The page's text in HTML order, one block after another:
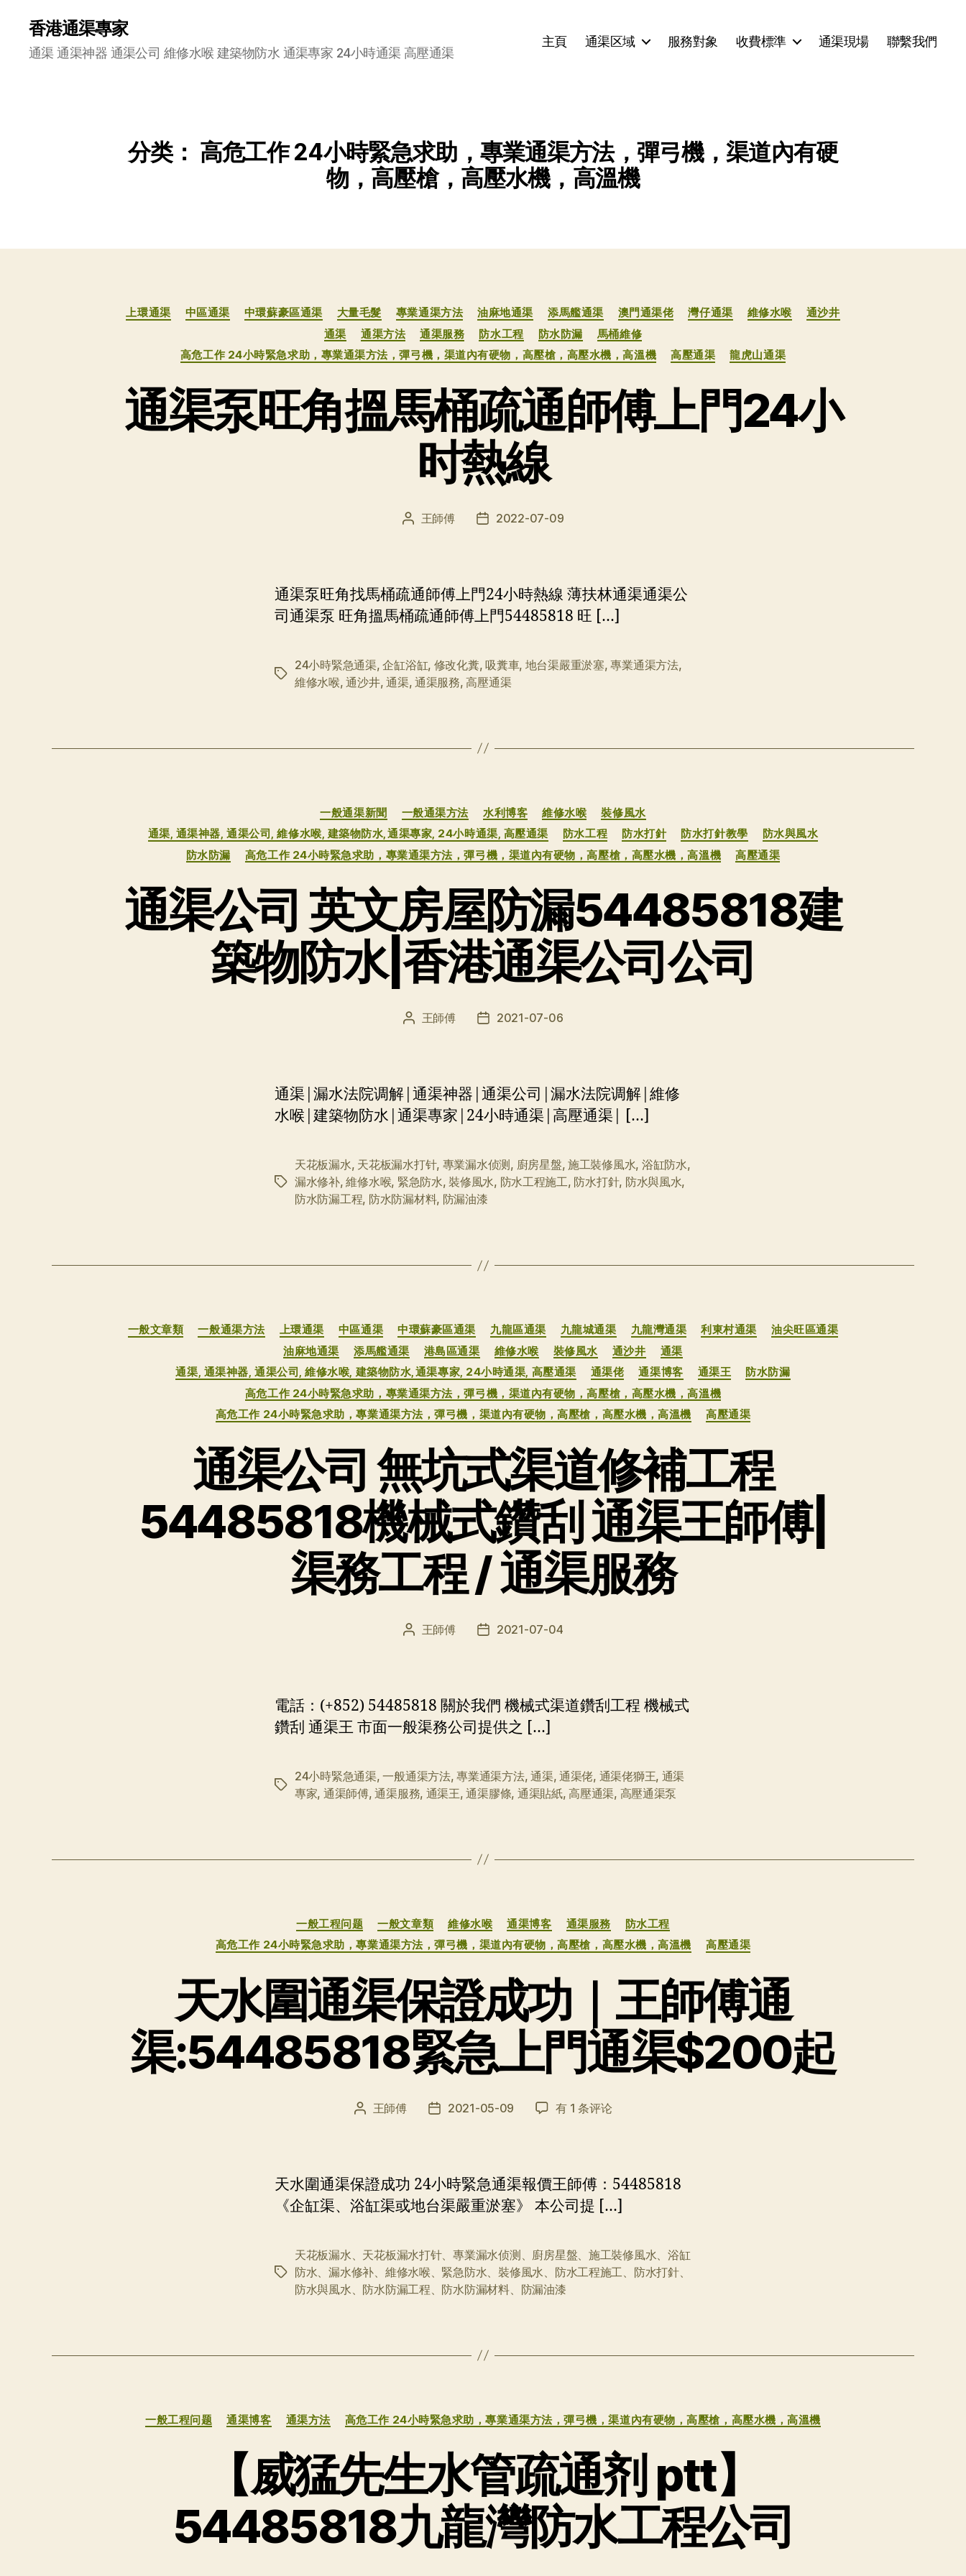
香港通渠專家
通渠 通渠神器 通渠公司 維修水喉 建築物防水 通渠專家 24小時通渠 高壓通渠
主頁 通渠区域 服務對象 收費標準 通渠現場 聯繫我們
分类： 高危工作 24小時緊急求助，專業通渠方法，彈弓機，渠道內有硬
物，高壓槍，高壓水機，高溫機
分
类
上環通渠 中區通渠 中環蘇豪區通渠 大量毛髮 專業通渠方法 油麻地通渠 添馬艦通渠 澳門通渠佬 灣仔通渠 維修水喉
通沙井
通渠
通渠方法 通渠服務 防水工程 防水防漏
馬桶維修
高危工作 24小時緊急求助，專業通渠方法，彈弓機，渠道內有硬物，高壓槍，高壓水機，高溫機
高壓通渠 龍虎山通渠
通渠泵旺角搵馬桶疏通師傅上門24小
时熱線
文 王師傅
发 2022-07-09
通渠泵旺角找馬桶疏通師傅上門24小時熱線 薄扶林通渠通渠公
司通渠泵 旺角搵馬桶疏通師傅上門54485818 旺 […]
标
24小時緊急通渠,企缸浴缸, 修改化糞,吸糞車, 地台渠嚴重淤塞,專業通渠方法,
維修水喉,通沙井,通渠, 通渠服務,高壓通渠
分
类
一般通渠新聞 一般通渠方法 水利博客 維修水喉
裝修風水
通渠, 通渠神器, 通渠公司, 維修水喉, 建築物防水,通渠專家, 24小時通渠, 高壓通渠
防水工程 防水打針 防水打針教學
防水與風水
防水防漏
高危工作 24小時緊急求助，專業通渠方法，彈弓機，渠道內有硬物，高壓槍，高壓水機，高溫機 高壓通渠
通渠公司 英文房屋防漏54485818建
築物防水|香港通渠公司公司
文 王師傅
发 2021-07-06
通渠|漏水法院调解|通渠神器|通渠公司|漏水法院调解|維修
水喉|建築物防水|通渠專家|24小時通渠|高壓通渠| […]
标
天花板漏水, 天花板漏水打针, 專業漏水侦测 , 廚房星盤, 施工裝修風水, 浴缸防水,
漏水修补,維修水喉, 緊急防水, 裝修風水, 防水工程施工, 防水打針, 防水與風水,
防水防漏工程, 防水防漏材料, 防漏油漆
分
类
一般文章類 一般通渠方法 上環通渠 中區通渠 中環蘇豪區通渠 九龍區通渠 九龍城通渠 九龍灣通渠 利東村通渠
油尖旺區通渠
油麻地通渠
添馬艦通渠 港島區通渠 維修水喉 裝修風水 通沙井
通渠
通渠, 通渠神器, 通渠公司, 維修水喉, 建築物防水,通渠專家, 24小時通渠, 高壓通渠
通渠佬 通渠博客 通渠王
防水防漏
高危工作 24小時緊急求助，專業通渠方法，彈弓機，渠道內有硬物，高壓槍，高壓水機，高溫機
高危工作 24小時緊急求助，專業通渠方法，彈弓機，渠道內有硬物，高壓槍，高壓水機，高溫機
高壓通渠
通渠公司 無坑式渠道修補工程
54485818機械式鑽刮 通渠王師傅|
渠務工程 / 通渠服務
文 王師傅
发 2021-07-04
電話：(+852) 54485818 關於我們 機械式渠道鑽刮工程 機械式
鑽刮 通渠王 市面一般渠務公司提供之 […]
标
24小時緊急通渠,一般通渠方法,專業通渠方法,通渠, 通渠佬, 通渠佬獅王, 通渠
專家, 通渠師傅,通渠服務, 通渠王,通渠膠條, 通渠貼紙,高壓通渠, 高壓通渠泵
分
类
一般工程问题 一般文章類 維修水喉 通渠博客 通渠服務
防水工程
高危工作 24小時緊急求助，專業通渠方法，彈弓機，渠道內有硬物，高壓槍，高壓水機，高溫機
高壓通渠
天水圍通渠保證成功｜王師傅通
渠:54485818緊急上門通渠$200起
文 王師傅
发 2021-05-09
天
渠
保
證
｜
王
師
門
渠
$200
起
有 1 条评论
天水圍通渠保證成功 24小時緊急通渠報價王師傅：54485818
《企缸渠、浴缸渠或地台渠嚴重淤塞》 本公司提 […]
标
天花板漏水、天花板漏水打针、專業漏水侦测、廚房星盤、施工裝修風水、浴缸
防水、漏水修补、維修水喉、緊急防水、裝修風水、防水工程施工、防水打針、
防水與風水、防水防漏工程、防水防漏材料、防漏油漆
分
类
一般工程问题 通渠博客 通渠方法 高危工作 24小時緊急求助，專業通渠方法，彈弓機，渠道內有硬物，高壓槍，高壓水機，高溫機
【威猛先生水管疏通剂 ptt】
54485818九龍灣防水工程公司